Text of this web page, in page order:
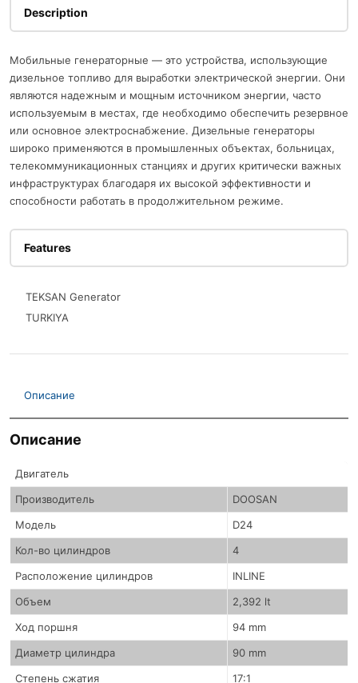
Description
Мобильные генераторные — это устройства, использующие
дизельное топливо для выработки электрической энергии. Они
являются надежным и мощным источником энергии, часто
используемым в местах, где необходимо обеспечить резервное
или основное электроснабжение. Дизельные генераторы
широко применяются в промышленных объектах, больницах,
телекоммуникационных станциях и других критически важных
инфраструктурах благодаря их высокой эффективности и
способности работать в продолжительном режиме.
Features
TEKSAN Generator
TURKIYA
Описание
Описание
Двигатель
Производитель
DOOSAN
Модель
D24
Кол-во цилиндров
4
Расположение цилиндров
INLINE
Объем
2,392 lt
Ход поршня
94 mm
Диаметр цилиндра
90 mm
Степень сжатия
17:1